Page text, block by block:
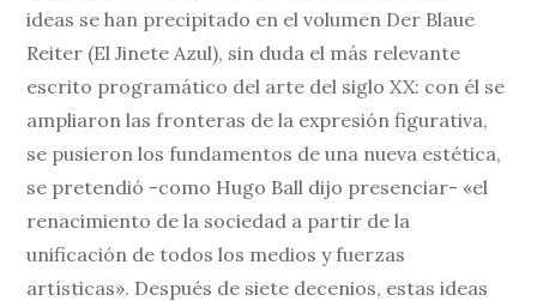
ideas se han precipitado en el volumen Der Blaue
Reiter (El Jinete Azul), sin duda el más relevante
escrito programático del arte del siglo XX: con él se
ampliaron las fronteras de la expresión figurativa,
se pusieron los fundamentos de una nueva estética,
se pretendió -como Hugo Ball dijo presenciar- «el
renacimiento de la sociedad a partir de la
unificación de todos los medios y fuerzas
artísticas». Después de siete decenios, estas ideas